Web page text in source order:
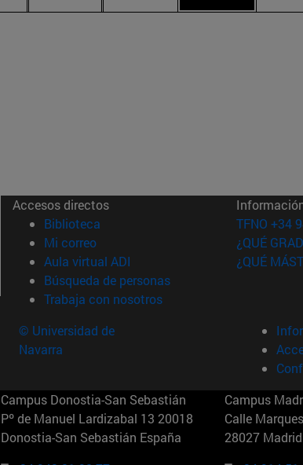
Accesos directos
Biblioteca (abre en nueva ventana)
Mi correo(abre en nueva ventana)
Aula virtual ADI (abre en nueva ventana)
Búsqueda de personas(abre en nueva ventana)
Trabaja con nosotros(abre en nueva ventana)
TFNO +34
¿QUÉ
¿QUÉ
© Universidad de
Navarra
Campus Donostia-San Sebastián
Pº de Manuel Lardizabal 13 20018
Donostia-San Sebastián España
Campus
Calle
28027